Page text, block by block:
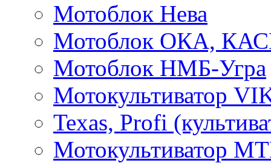
Мотоблок Нева
Мотоблок ОКА,
Мотоблок НМБ-Угра
Мотокультиватор
Texas, Profi
Мотокультиватор